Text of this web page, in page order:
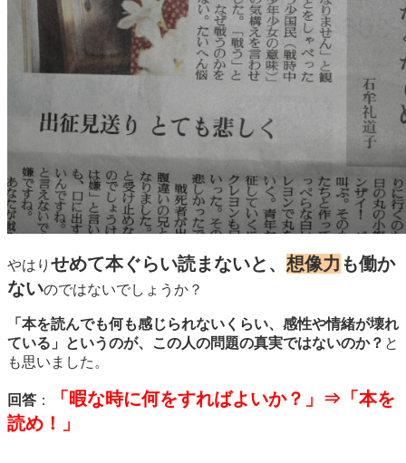
やはり せめて本ぐらい読まないと、 想像力 も働か
ないのではないでしょうか？
「本を読んでも何も感じられないくらい、感性や情緒が壊れ
ている」というのが、この人の問題の真実ではないのか？ と
も思いました。
回答 ：
「暇な時に何をすればよいか？」⇒「本を
読め！」